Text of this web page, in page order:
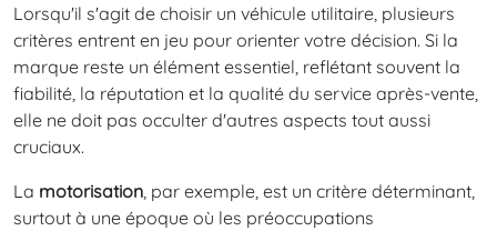
Lorsqu'il s'agit de choisir un véhicule utilitaire, plusieurs
critères entrent en jeu pour orienter votre décision. Si la
marque reste un élément essentiel, reflétant souvent la
fiabilité, la réputation et la qualité du service après-vente,
elle ne doit pas occulter d'autres aspects tout aussi
cruciaux.
La motorisation, par exemple, est un critère déterminant,
surtout à une époque où les préoccupations